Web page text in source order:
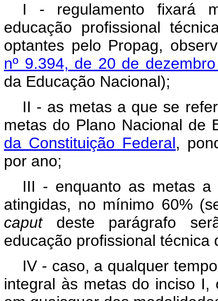
I - regulamento fixará
educação profissional
optantes pelo Propag,
nº 9.394, de 20 de
da Educação Nacional);
II - as metas a que se
metas do Plano Nacional
da Constituição Federal,
por ano;
III - enquanto as metas
atingidas, no mínimo 60%
caputdeste parágrafo
educação profissional técnica
IV - caso, a qualquer
integral às metas do inciso